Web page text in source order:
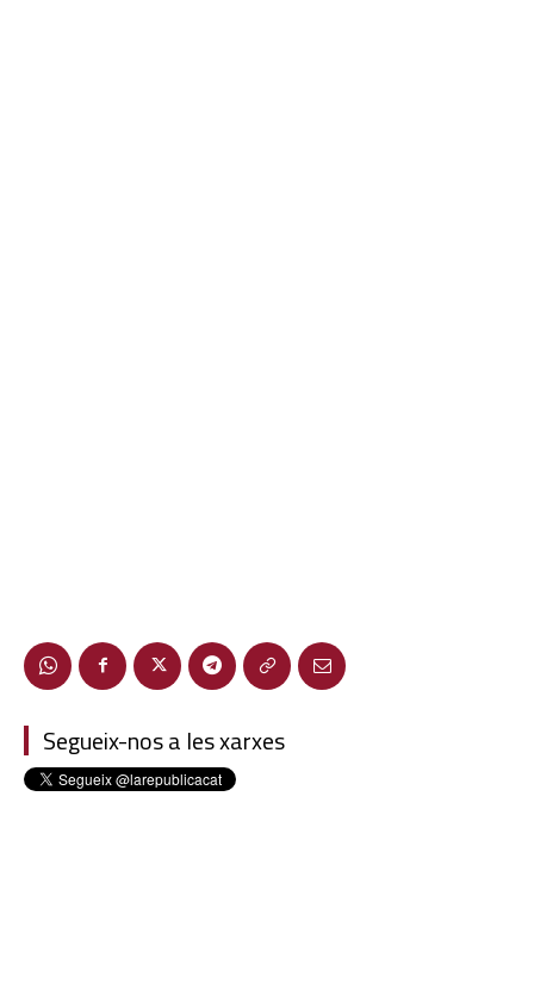
Segueix-nos a les xarxes